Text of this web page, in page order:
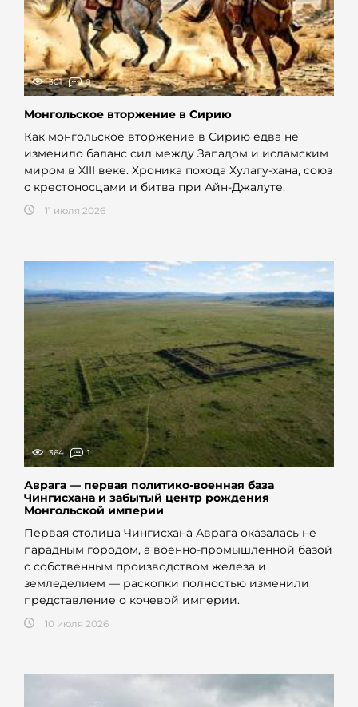
301 0
Монгольское вторжение в Сирию
Как монгольское вторжение в Сирию едва не
изменило баланс сил между Западом и исламским
миром в XIII веке. Хроника похода Хулагу-хана, союз
с крестоносцами и битва при Айн-Джалуте.
11 июля 2026
364 1
Аврага — первая политико-военная база
Чингисхана и забытый центр рождения
Монгольской империи
Первая столица Чингисхана Аврага оказалась не
парадным городом, а военно-промышленной базой
с собственным производством железа и
земледелием — раскопки полностью изменили
представление о кочевой империи.
10 июля 2026